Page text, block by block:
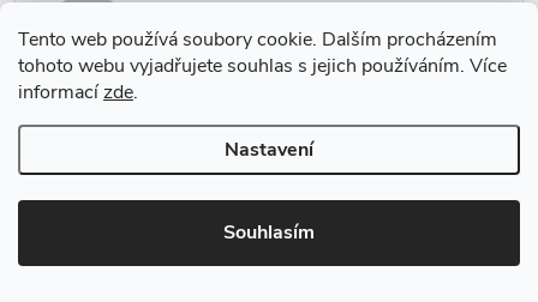
Tento web používá soubory cookie. Dalším procházením
tohoto webu vyjadřujete souhlas s jejich používáním. Více
informacízde.
Nastavení
Souhlasím
25.5.2026
Vše v pořádku.
24.5.2026